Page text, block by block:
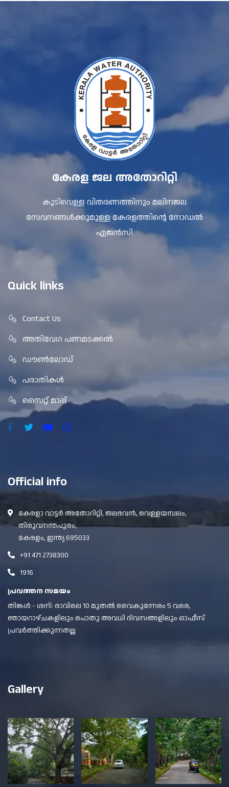
കേരള ജല അതോറിറ്റി
കുടിവെള്ള വിതരണത്തിനും മലിനജല
സേവനങ്ങൾക്കുമുള്ള കേരളത്തിന്റെ നോഡൽ
ഏജൻസി
Quick links
Contact Us
അതിവേഗ പണമടക്കൽ
ഡൗൺലോഡ്
പരാതികൾ
സൈറ്റ് മാപ്പ്
Official info
കേരളാ വാട്ടർ അതോറിറ്റി, ജലഭവൻ, വെള്ളയമ്പലം,
തിരുവനന്തപുരം,
കേരളം, ഇന്ത്യ 695033
+91 471 2738300
1916
പ്രവത്തന സമയം
തിങ്കൾ - ശനി: രാവിലെ 10 മുതൽ വൈകുന്നേരം 5 വരെ,
ഞായറാഴ്ചകളിലും പൊതു അവധി ദിവസങ്ങളിലും ഓഫീസ്
പ്രവർത്തിക്കുന്നതല്ല
Gallery